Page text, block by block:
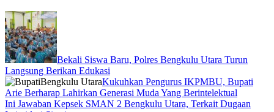
Bekali Siswa Baru, Polres Bengkulu Utara Turun
Langsung Berikan Edukasi
Kukuhkan Pengurus IKPMBU, Bupati
Arie Berharap Lahirkan Generasi Muda Yang Berintelektual
Ini Jawaban Kepsek SMAN 2 Bengkulu Utara, Terkait Dugaan